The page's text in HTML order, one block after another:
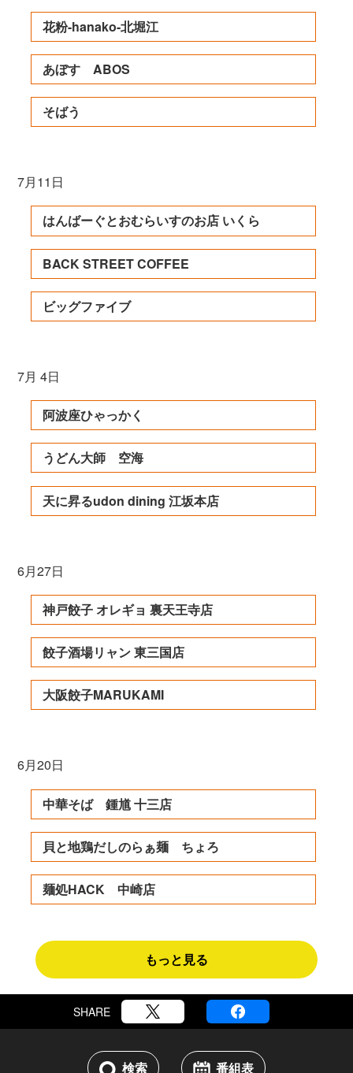
花粉-hanako-北堀江
あぼす ABOS
そばう
7月11日
はんばーぐとおむらいすのお店 いくら
BACK STREET COFFEE
ビッグファイブ
7月 4日
阿波座ひゃっかく
うどん大師 空海
天に昇るudon dining 江坂本店
6月27日
神戸餃子 オレギョ 裏天王寺店
餃子酒場リャン 東三国店
大阪餃子MARUKAMI
6月20日
中華そば 鍾馗 十三店
貝と地鶏だしのらぁ麺 ちょろ
麺処HACK 中崎店
もっと見る
SHARE
検索 番組表